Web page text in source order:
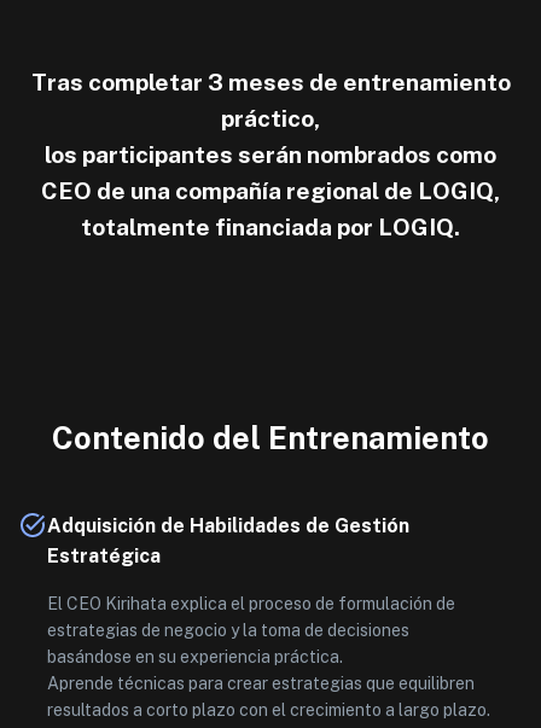
Tras completar 3 meses de entrenamiento
práctico,
los participantes serán nombrados como
CEO de una compañía regional de LOGIQ,
totalmente financiada por LOGIQ.
Contenido del Entrenamiento
Adquisición de Habilidades de Gestión
Estratégica
El CEO Kirihata explica el proceso de formulación de
estrategias de negocio y la toma de decisiones
basándose en su experiencia práctica.
Aprende técnicas para crear estrategias que equilibren
resultados a corto plazo con el crecimiento a largo plazo.